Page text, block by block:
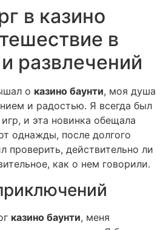
в казино
в
развлечений
о казино баунти, моя душа
и радостью. Я всегда был
и эта новинка обещала
однажды, после долгого
проверить, действительно ли
как о нем говорили.
казино баунти, меня